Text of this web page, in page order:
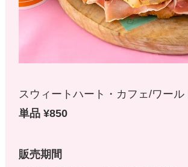
スウィートハート・カフェ/ワール
単品 ¥850
販売期間